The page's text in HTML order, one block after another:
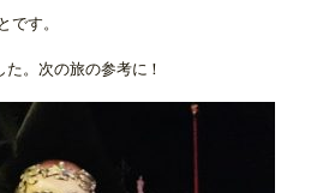
す。
。次の旅の参考に！